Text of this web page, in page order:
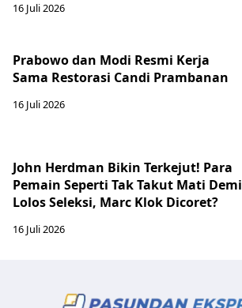
16 Juli 2026
Prabowo dan Modi Resmi Kerja
Sama Restorasi Candi Prambanan
16 Juli 2026
John Herdman Bikin Terkejut! Para
Pemain Seperti Tak Takut Mati Demi
Lolos Seleksi, Marc Klok Dicoret?
16 Juli 2026